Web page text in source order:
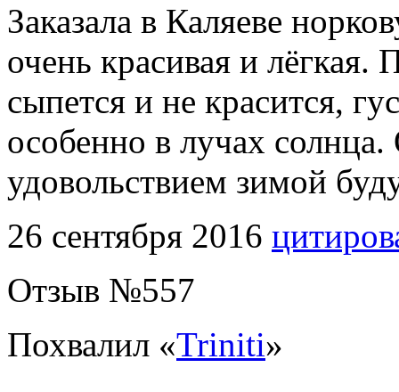
Заказала в Каляеве
очень красивая и
сыпется и не красится,
особенно в лучах
удовольствием зимой
26 сентября 2016
Отзыв №557
Похвалил «Triniti»